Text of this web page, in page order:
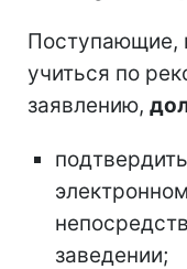
Поступающие,
учиться по
заявлению,
заведении;